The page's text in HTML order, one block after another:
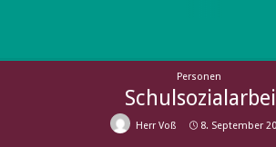
content
FRIEDRICH-
GYMNASIUM
WOLMIRSTEDT
Personen
Herr Voß 8. September